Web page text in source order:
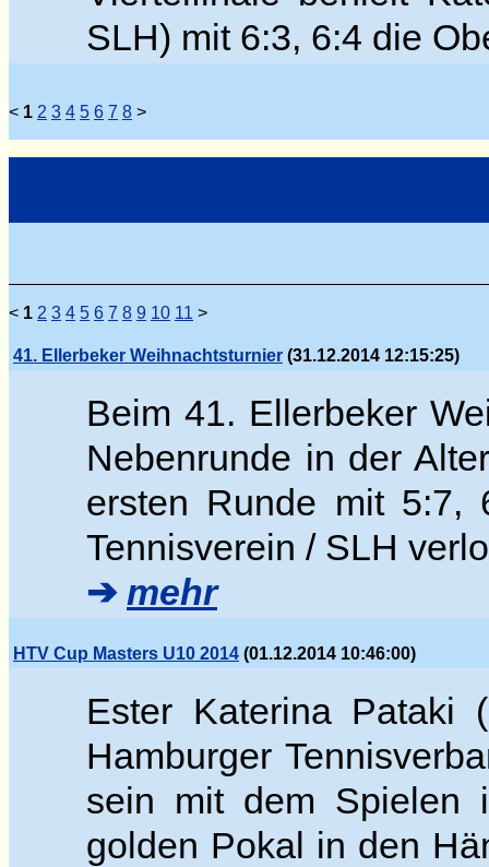
SLH) mit 6:3, 6:4 die
< 1 2 3 4 5 6 7 8 >
< 1 2 3 4 5 6 7 8 9 10 11 >
41. Ellerbeker Weihnachtsturnier (31.12.2014 12:15:25)
Beim 41. Ellerbeker
Nebenrunde in der
ersten Runde mit 5:7,
Tennisverein / SLH
➔ mehr
HTV Cup Masters U10 2014 (01.12.2014 10:46:00)
Ester Katerina Pataki
Hamburger
sein mit dem Spielen
golden Pokal in den